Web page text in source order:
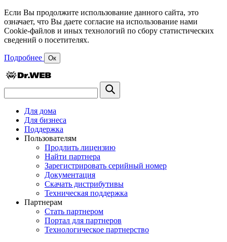
Если Вы продолжите использование данного сайта, это
означает, что Вы даете согласие на использование нами
Cookie-файлов и иных технологий по сбору статистических
сведений о посетителях.
Подробнее Ок
Для дома
Для бизнеса
Поддержка
Пользователям
Продлить лицензию
Найти партнера
Зарегистрировать серийный номер
Документация
Скачать дистрибутивы
Техническая поддержка
Партнерам
Стать партнером
Портал для партнеров
Технологическое партнерство